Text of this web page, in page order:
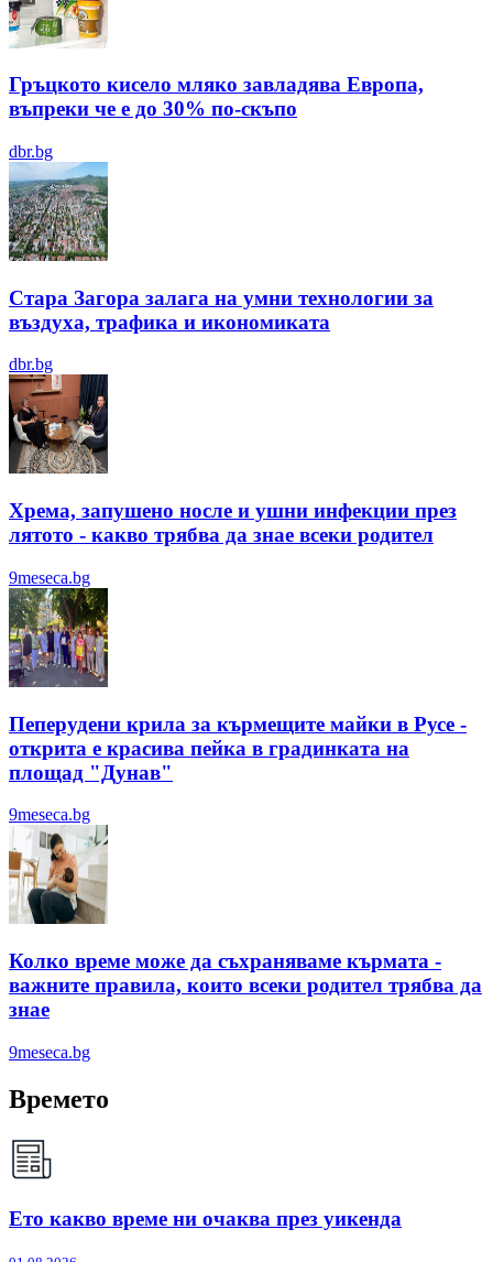
Гръцкото кисело мляко завладява Европа,
въпреки че е до 30% по-скъпо
dbr.bg
Стара Загора залага на умни технологии за
въздуха, трафика и икономиката
dbr.bg
Хрема, запушено носле и ушни инфекции през
лятотo - какво трябва да знае всеки родител
9meseca.bg
Пеперудени крила за кърмещите майки в Русе -
открита е красива пейка в градинката на
площад "Дунав"
9meseca.bg
Колко време може да съхраняваме кърмата -
важните правила, които всеки родител трябва да
знае
9meseca.bg
Времето
Ето какво време ни очаква през уикенда